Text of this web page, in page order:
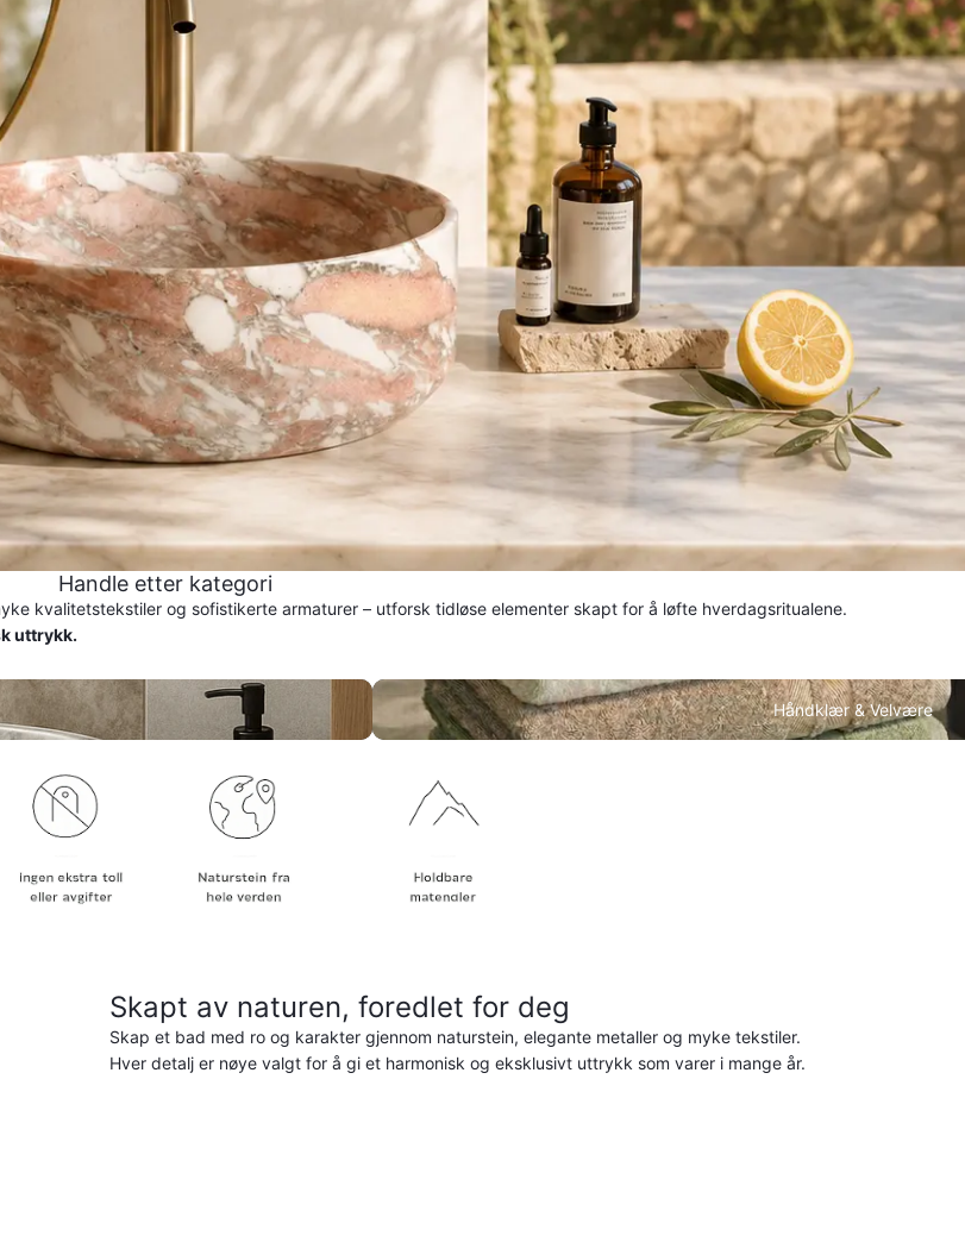
Handle etter kategori
kvalitetstekstiler og sofistikerte armaturer – utforsk tidløse elementer skapt for å løfte hverdagsritualene.
uttrykk.
Håndklær & Velvære
Håndklær & Velvære
Skapt av naturen, foredlet for deg
Skap et bad med ro og karakter gjennom naturstein, elegante metaller og myke tekstiler.
Hver detalj er nøye valgt for å gi et harmonisk og eksklusivt uttrykk som varer i mange år.